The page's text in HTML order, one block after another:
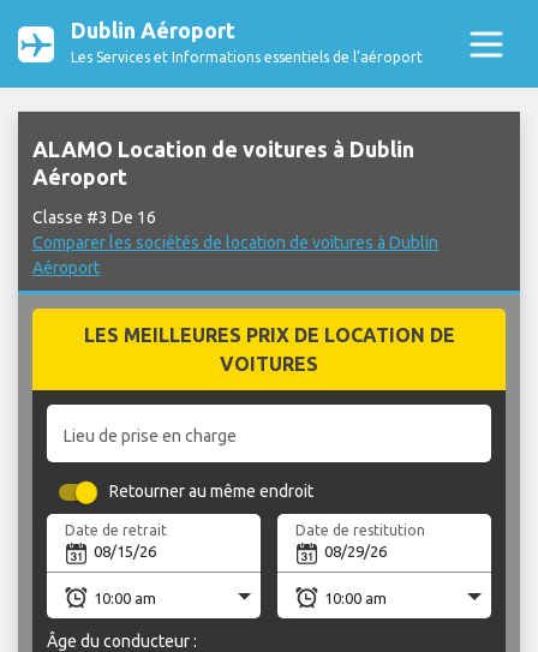
Dublin Aéroport
Les Services et Informations essentiels de l’aéroport
ALAMO Location de voitures à Dublin
Aéroport
Classe #3 De 16
Comparer les sociétés de location de voitures à Dublin
Aéroport
LES MEILLEURES PRIX DE LOCATION DE
VOITURES
Lieu de prise en charge
Retourner au même endroit
Date de retrait Date de restitution
Âge du conducteur :